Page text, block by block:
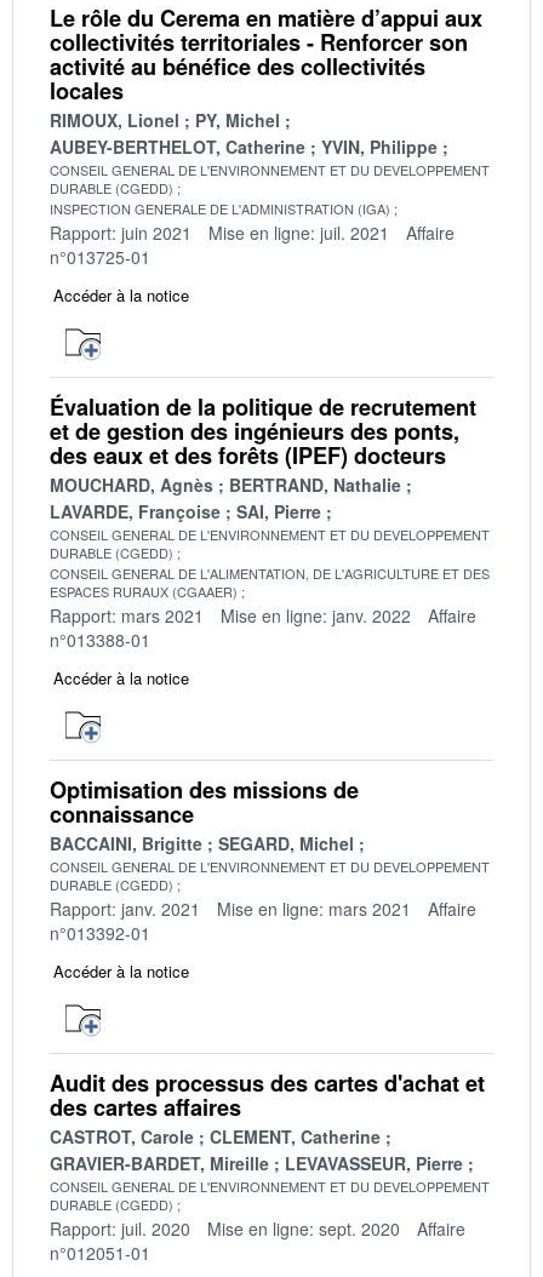
Le rôle du Cerema en matière d’appui aux
collectivités territoriales - Renforcer son
activité au bénéfice des collectivités
locales
RIMOUX, Lionel
PY, Michel
AUBEY-BERTHELOT, Catherine
YVIN, Philippe
CONSEIL GENERAL DE L'ENVIRONNEMENT ET DU DEVELOPPEMENT
DURABLE (CGEDD)
INSPECTION GENERALE DE L'ADMINISTRATION (IGA)
Rapport: juin 2021 Mise en ligne: juil. 2021
Affaire
n°013725-01
Accéder à la notice
Évaluation de la politique de recrutement
et de gestion des ingénieurs des ponts,
des eaux et des forêts (IPEF) docteurs
MOUCHARD, Agnès
BERTRAND, Nathalie
LAVARDE, Françoise
SAI, Pierre
CONSEIL GENERAL DE L'ENVIRONNEMENT ET DU DEVELOPPEMENT
DURABLE (CGEDD)
CONSEIL GENERAL DE L'ALIMENTATION, DE L'AGRICULTURE ET DES
ESPACES RURAUX (CGAAER)
Rapport: mars 2021 Mise en ligne: janv. 2022
Affaire
n°013388-01
Accéder à la notice
Optimisation des missions de
connaissance
BACCAINI, Brigitte SEGARD, Michel
CONSEIL GENERAL DE L'ENVIRONNEMENT ET DU DEVELOPPEMENT
DURABLE (CGEDD)
Rapport: janv. 2021 Mise en ligne: mars 2021
Affaire
n°013392-01
Accéder à la notice
Audit des processus des cartes d'achat et
des cartes affaires
CASTROT, Carole
CLEMENT, Catherine
GRAVIER-BARDET, Mireille
LEVAVASSEUR, Pierre
CONSEIL GENERAL DE L'ENVIRONNEMENT ET DU DEVELOPPEMENT
DURABLE (CGEDD)
Rapport: juil. 2020 Mise en ligne: sept. 2020
Affaire
n°012051-01